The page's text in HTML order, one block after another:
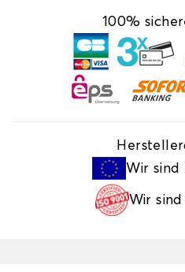
100%
Wir sind
Wir sind